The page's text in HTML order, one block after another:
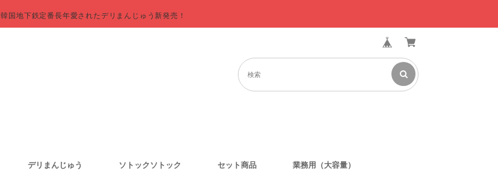
韓国地下鉄定番長年愛されたデリまんじゅう新発売！
デリまんじゅう ソトックソトック セット商品
業務用（大容量）